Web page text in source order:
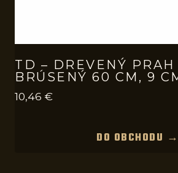
TD – DREVENÝ PRAH
BRÚSENÝ 60 CM, 9
10,46 €
DO OBCHODU →